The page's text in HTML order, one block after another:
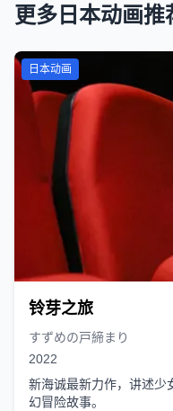
更多日本动画推
日本动画
铃芽之旅
すずめの戸締まり
2022
新海诚最新力作，讲述少
幻冒险故事。